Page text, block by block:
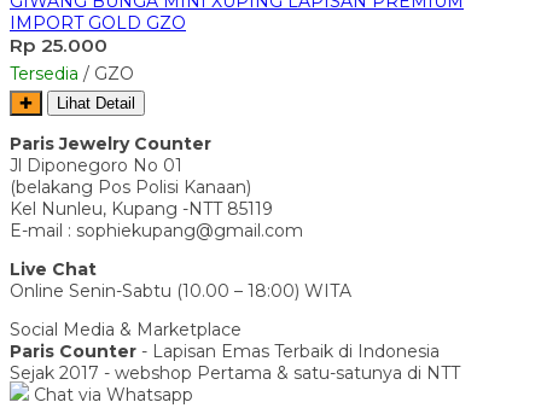
IMPORT GOLD GZO
Rp 25.000
Tersedia / GZO
✚ Lihat Detail
Paris Jewelry Counter
Jl Diponegoro No 01
(belakang Pos Polisi Kanaan)
Kel Nunleu, Kupang -NTT 85119
E-mail : sophiekupang@gmail.com
Live Chat
Online Senin-Sabtu (10.00 – 18:00) WITA
Social Media & Marketplace
Paris Counter - Lapisan Emas Terbaik di Indonesia
Sejak 2017 - webshop Pertama & satu-satunya di NTT
Chat via Whatsapp